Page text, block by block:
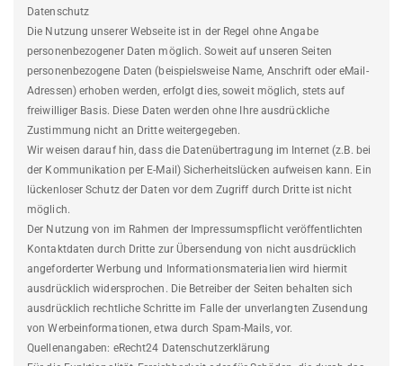
Datenschutz
Die Nutzung unserer Webseite ist in der Regel ohne Angabe
personenbezogener Daten möglich. Soweit auf unseren Seiten
personenbezogene Daten (beispielsweise Name, Anschrift oder eMail-
Adressen) erhoben werden, erfolgt dies, soweit möglich, stets auf
freiwilliger Basis. Diese Daten werden ohne Ihre ausdrückliche
Zustimmung nicht an Dritte weitergegeben.
Wir weisen darauf hin, dass die Datenübertragung im Internet (z.B. bei
der Kommunikation per E-Mail) Sicherheitslücken aufweisen kann. Ein
lückenloser Schutz der Daten vor dem Zugriff durch Dritte ist nicht
möglich.
Der Nutzung von im Rahmen der Impressumspflicht veröffentlichten
Kontaktdaten durch Dritte zur Übersendung von nicht ausdrücklich
angeforderter Werbung und Informationsmaterialien wird hiermit
ausdrücklich widersprochen. Die Betreiber der Seiten behalten sich
ausdrücklich rechtliche Schritte im Falle der unverlangten Zusendung
von Werbeinformationen, etwa durch Spam-Mails, vor.
Quellenangaben: eRecht24 Datenschutzerklärung